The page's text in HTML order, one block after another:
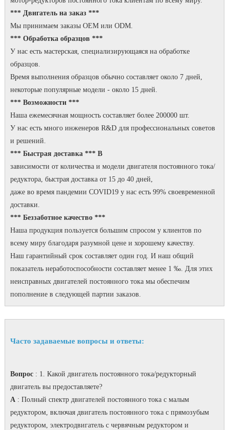
*** Двигатель на заказ ***
Мы принимаем заказы OEM или ODM.
*** Обработка образцов ***
У нас есть мастерская, специализирующаяся на обработке
образцов.
Время выполнения образцов обычно составляет около 7 дней,
некоторые популярные модели - около 15 дней.
*** Возможности ***
Наша ежемесячная мощность составляет более 200000 шт.
У нас есть много инженеров R&D для профессиональных советов
и решений.
*** Быстрая доставка *** В
зависимости от количества и модели двигателя постоянного тока/
редуктора, быстрая доставка от 15 до 40 дней,
даже во время пандемии COVID19 у нас есть 99% своевременной
доставки.
*** Беззаботное качество ***
Наша продукция пользуется большим спросом у клиентов по
всему миру благодаря разумной цене и хорошему качеству.
Наш гарантийный срок составляет один год. И наш общий
показатель неработоспособности составляет менее 1 ‰. Для этих
неисправных двигателей постоянного тока мы обеспечим
пополнение в следующей партии заказов.
Часто задаваемые вопросы и ответы:
Вопрос: 1. Какой двигатель постоянного тока/редукторный
двигатель вы предоставляете?
A: Полный спектр двигателей постоянного тока с малым
редуктором, включая двигатель постоянного тока с прямозубым
редуктором, электродвигатель с червячным редуктором и